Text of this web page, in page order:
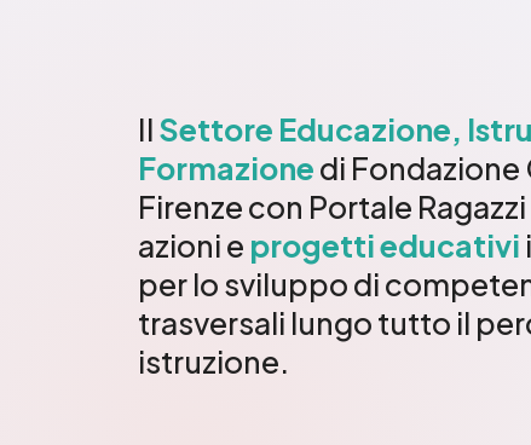
IlSettore Educazione,
Formazionedi Fondazione
Firenze con Portale
azioni e progetti educativi
per lo sviluppo di
trasversali lungo tutto il
istruzione.